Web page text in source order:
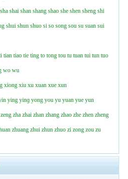
sha shai shan shang shao she shen sheng shi
shui shun shuo si so song sou su suan sui
tian tiao tie ting to tong tou tu tuan tui tun tuo
wo wu
xiong xiu xu xuan xue xun
ying yinɡ yong you yu yuan yue yun
zeng zha zhai zhan zhang zhao zhe zhen zheng
zhuang zhui zhun zhuo zi zong zou zu